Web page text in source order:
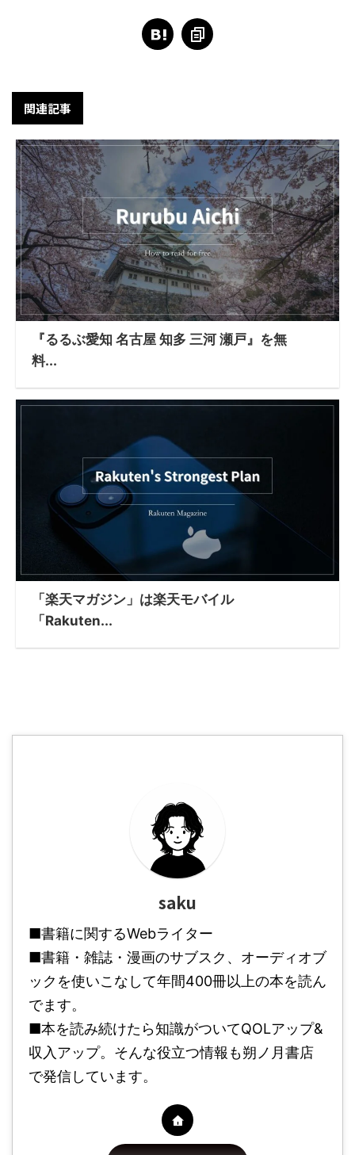
関連記事
『るるぶ愛知 名古屋 知多 三河 瀬戸』を無
料...
「楽天マガジン」は楽天モバイル
「Rakuten...
saku
■書籍に関するWebライター
■書籍・雑誌・漫画のサブスク、オーディオブ
ックを使いこなして年間400冊以上の本を読ん
でます。
■本を読み続けたら知識がついてQOLアップ&
収入アップ。そんな役立つ情報も朔ノ月書店
で発信しています。